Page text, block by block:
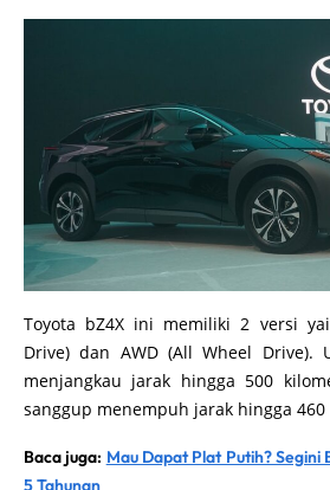
Toyota bZ4X ini memiliki 2 versi
Drive) dan AWD (All Wheel Drive).
menjangkau jarak hingga 500
sanggup menempuh jarak hingga
Baca juga: Mau Dapat Plat Putih? Segini
5 Tahunan